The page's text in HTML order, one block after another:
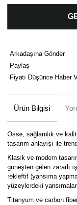
Arkadaşına Gönder
Paylaş
Fiyatı Düşünce Haber
Ürün Bilgisi
Osse, sağlamlık ve
tasarım anlayışı ile
Klasik ve modern
güneşten gelen zararlı
rekleftif (yansıma
yüzeylerdeki
Titanyum ve carbon